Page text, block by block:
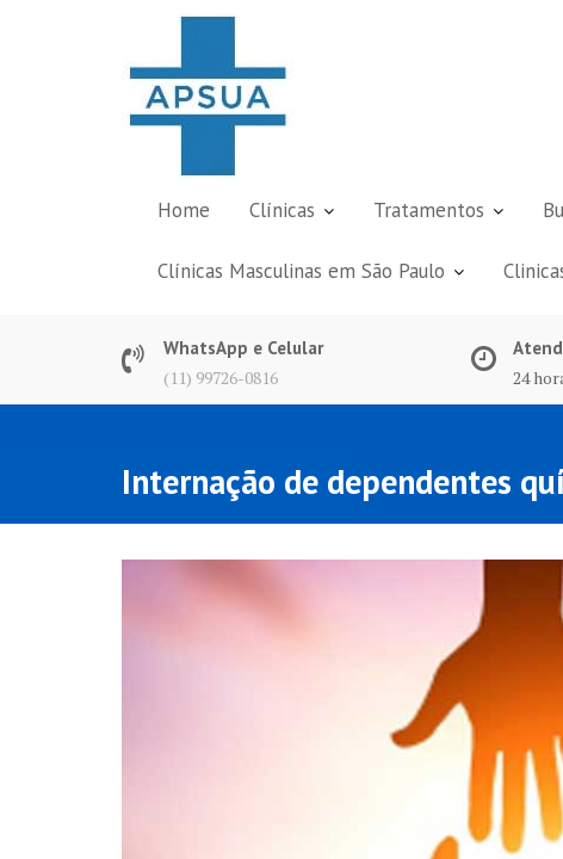
Home Clínicas Tratamentos
Clínicas Masculinas em São Paulo
WhatsApp e Celular
(11) 99726-0816
24
Internação de dependentes